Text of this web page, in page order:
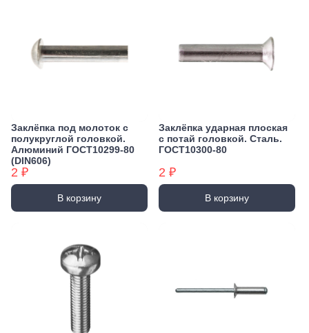
Заклёпка под молоток с
полукруглой головкой.
Алюминий ГОСТ10299-80
(DIN606)
2 ₽
В корзину
Заклёпка ударная плоская
с потай головкой. Сталь.
ГОСТ10300-80
2 ₽
В корзину